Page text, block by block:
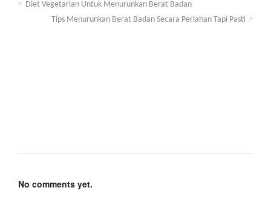
Diet Vegetarian Untuk Menurunkan Berat Badan
Tips Menurunkan Berat Badan Secara Perlahan Tapi Pasti
No comments yet.